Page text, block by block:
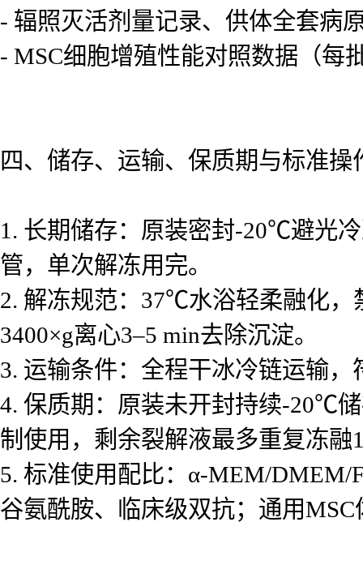
- 辐照灭活剂量记录、供体全套病
- MSC细胞增殖性能对照数据（每
四、储存、运输、保质期与标准操
1. 长期储存：原装密封-20℃避光
管，单次解冻用完。
2. 解冻规范：37℃水浴轻柔融化
3400×g离心3–5 min去除沉淀。
3. 运输条件：全程干冰冷链运输
4. 保质期：原装未开封持续-20℃
制使用，剩余裂解液最多重复冻融
5. 标准使用配比：α-MEM/
谷氨酰胺、临床级双抗；通用